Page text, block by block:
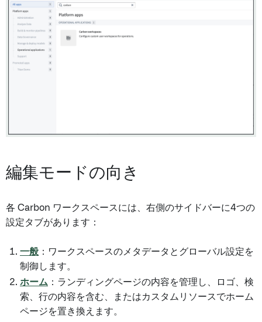
編集モードの向き
各 Carbon ワークスペースには、右側のサイドバーに4つの
設定タブがあります：
一般 ：ワークスペースのメタデータとグローバル設定を
制御します。
ホーム ：ランディングページの内容を管理し、ロゴ、検
索、行の内容を含む、またはカスタムリソースでホーム
ページを置き換えます。